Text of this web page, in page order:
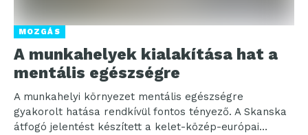
MOZGÁS
A munkahelyek kialakítása hat a
mentális egészségre
A munkahelyi környezet mentális egészségre
gyakorolt hatása rendkívül fontos tényező. A Skanska
átfogó jelentést készített a kelet-közép-európai